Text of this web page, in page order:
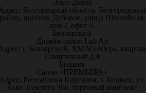
Элит-Декор
Белгородская область, Белгородский
посёлок Дубовое, улица Шоссейная,
дом 2, офис 6.
Белоярский
Дизайн-салон Lidi Art
г. Белоярский, ХМАО-Югра, квартал
Спортивный,д.4
Бишкек
Салон «ПРЕМЬЕРА»
Республика Киргизия, г. Бишкек, ул.
Льва Толстого 36к, торговый комплекс